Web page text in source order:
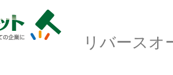
リバースオ